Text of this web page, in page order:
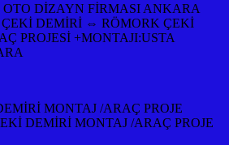
DİZAYN FİRMASI ANKARA
DEMİRİ ⇔ RÖMORK ÇEKİ
PROJESİ +MONTAJI:USTA
MONTAJ /ARAÇ PROJE
DEMİRİ MONTAJ /ARAÇ PROJE